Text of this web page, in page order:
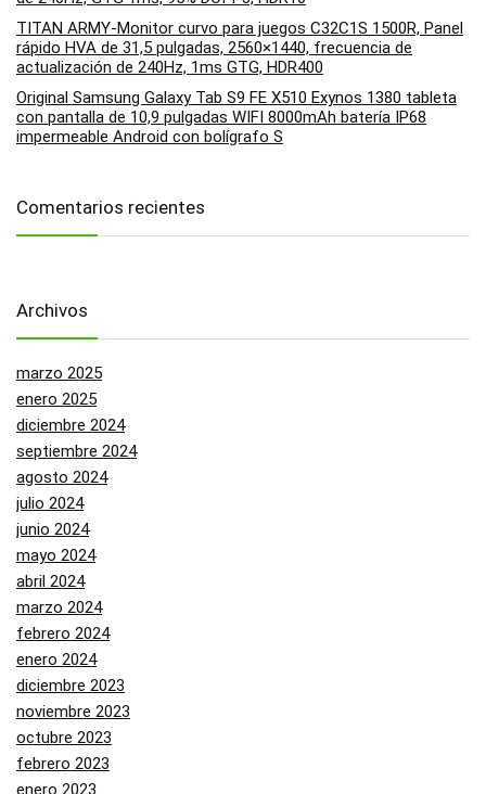
TITAN ARMY-Monitor curvo para juegos C32C1S 1500R, Panel
rápido HVA de 31,5 pulgadas, 2560×1440, frecuencia de
actualización de 240Hz, 1ms GTG, HDR400
Original Samsung Galaxy Tab S9 FE X510 Exynos 1380 tableta
con pantalla de 10,9 pulgadas WIFI 8000mAh batería IP68
impermeable Android con bolígrafo S
Comentarios recientes
Archivos
marzo 2025
enero 2025
diciembre 2024
septiembre 2024
agosto 2024
julio 2024
junio 2024
mayo 2024
abril 2024
marzo 2024
febrero 2024
enero 2024
diciembre 2023
noviembre 2023
octubre 2023
febrero 2023
enero 2023